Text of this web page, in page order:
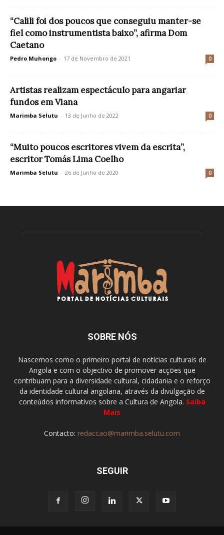
“Calili foi dos poucos que conseguiu manter-se
fiel como instrumentista baixo”, afirma Dom
Caetano
Pedro Muhongo - 17 de Novembro de 2021 0
Artistas realizam espectáculo para angariar
fundos em Viana
Marimba Selutu - 13 de Junho de 2022 0
“Muito poucos escritores vivem da escrita”,
escritor Tomás Lima Coelho
Marimba Selutu - 26 de Junho de 2020 0
SOBRE NÓS
Nascemos como o primeiro portal de notícias culturais de
Angola e com o objectivo de promover acções que
contribuam para a diversidade cultural, cidadania e o reforço
da identidade cultural angolana, através da divulgação de
conteúdos informativos sobre a Cultura de Angola. Saiba
Mais
Contacto: redaccao@marimba.selutu.com
SEGUIR